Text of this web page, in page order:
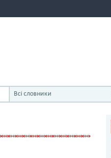
Всі словники